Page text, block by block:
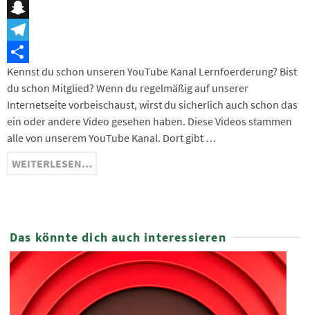
Messenger
Snapchat
Telegram
Teilen
Kennst du schon unseren YouTube Kanal Lernfoerderung? Bist
du schon Mitglied? Wenn du regelmäßig auf unserer
Internetseite vorbeischaust, wirst du sicherlich auch schon das
ein oder andere Video gesehen haben. Diese Videos stammen
alle von unserem YouTube Kanal. Dort gibt …
WEITERLESEN…
Das könnte dich auch interessieren